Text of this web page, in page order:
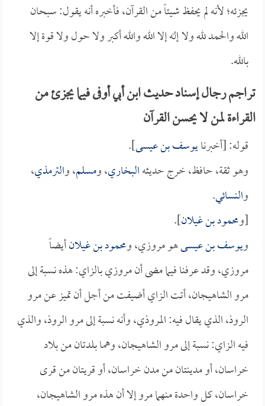
يجزئه؛ لأنه لم يحفظ شيئاً من القرآن، فأخبره أنه يقول: سبحان
الله والحمد لله ولا إله إلا الله والله أكبر ولا حول ولا قوة إلا
بالله.
تراجم رجال إسناد حديث ابن أبي أوفى فيما يجزئ من
القراءة لمن لا يحسن القرآن
قوله: [أخبرنايوسف بن عيسى].
وهو ثقة، حافظ، خرج حديثهالبخاري، ومسلم، والترمذي،
والنسائي.
[ومحمود بن غيلان].
ويوسف بن عيسىهو مروزي، ومحمود بن غيلانأيضاً
مروزي، وقد عرفنا فيما مضى أن مروزي بالزاي: هذه نسبة إلى
مرو الشاهيجان، أتت الزاي أضيفت من أجل أن تميز عن مرو
الروذ، الذي يقال فيه: المروذي، وأنه نسبة إلى مرو الروذ، والذي
فيه الزاي: نسبة إلى مرو الشاهيجان، وهما بلدتان من بلاد
خراسان، أو مدينتان من مدن خراسان، أو قريتان من قرى
خراسان، كل واحدة منهما مرو إلا أن هذه مرو الشاهيجان،